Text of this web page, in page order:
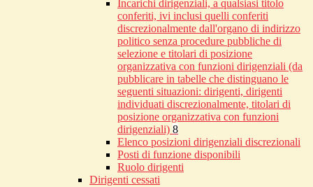
Incarichi dirigenziali, a qualsiasi titolo
conferiti, ivi inclusi quelli conferiti
discrezionalmente dall'organo di indirizzo
politico senza procedure pubbliche di
selezione e titolari di posizione
organizzativa con funzioni dirigenziali (da
pubblicare in tabelle che distinguano le
seguenti situazioni: dirigenti, dirigenti
individuati discrezionalmente, titolari di
posizione organizzativa con funzioni
dirigenziali) 8
Elenco posizioni dirigenziali discrezionali
Posti di funzione disponibili
Ruolo dirigenti
Dirigenti cessati